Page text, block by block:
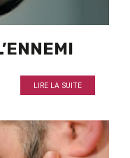
LIRE LA SUITE